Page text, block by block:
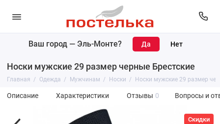
Ваш город — Эль-Монте?
Носки мужские 29 размер черные Брестские
Главная Одежда Мужчинам Носки Носки мужские 29 размер
Описание Характеристики Отзывы 0 Вопросы и
Скидки